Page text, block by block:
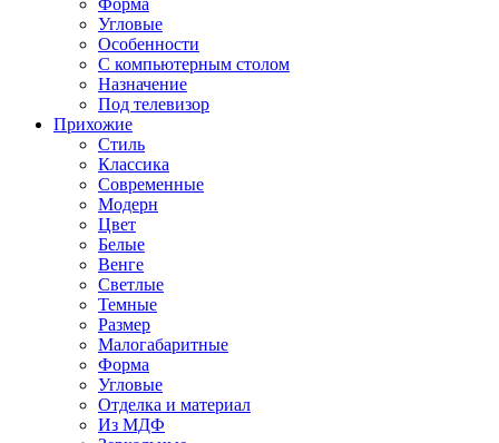
Форма
Угловые
Особенности
С компьютерным столом
Назначение
Под телевизор
Прихожие
Стиль
Классика
Современные
Модерн
Цвет
Белые
Венге
Светлые
Темные
Размер
Малогабаритные
Форма
Угловые
Отделка и материал
Из МДФ